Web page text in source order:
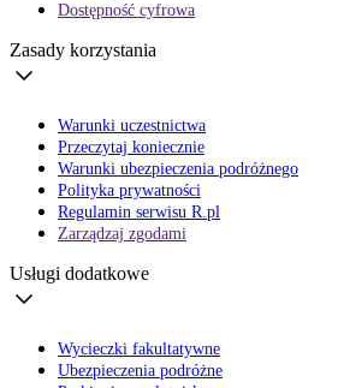
Dostępność cyfrowa
Zasady korzystania
Warunki uczestnictwa
Przeczytaj koniecznie
Warunki ubezpieczenia podróżnego
Polityka prywatności
Regulamin serwisu R.pl
Zarządzaj zgodami
Usługi dodatkowe
Wycieczki fakultatywne
Ubezpieczenia podróżne